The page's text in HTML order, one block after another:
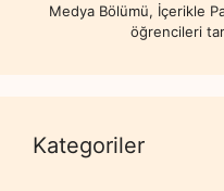
Medya Bölümü, İçerikle
öğrencileri
Kategoriler